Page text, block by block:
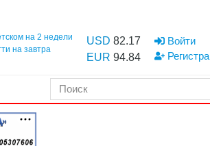
на 2 недели
на завтра
USD 82.17
EUR 94.84
Войти